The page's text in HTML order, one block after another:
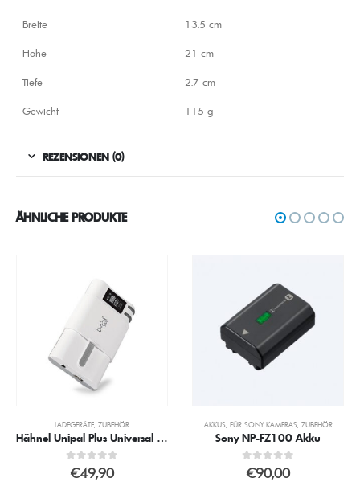
Breite 13.5 cm
Höhe 21 cm
Tiefe 2.7 cm
Gewicht 115 g
REZENSIONEN (0)
ÄHNLICHE PRODUKTE
ZUBEHÖRLADEGERÄTE ZUBEHÖR
Hähnel Unipal Plus Universal Ladegerät
out of 5
€49,90
AKKUS FÜR SONY KAMERAS ZUBEHÖR
Sony NP-FZ100 Akku
out of 5
€90,00